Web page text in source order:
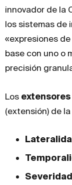
innovador de la
los sistemas de
«expresiones
base con uno o
precisión
Los extensores
(extensión) de la
Severidad